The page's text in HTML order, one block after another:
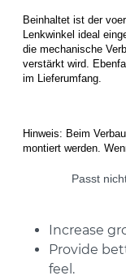
Beinhaltet ist der
Lenkwinkel ideal
die mechanische
verstärkt wird.
im Lieferumfang.
Hinweis: Beim
montiert werden.
Passt
Increase
Provide
feel.